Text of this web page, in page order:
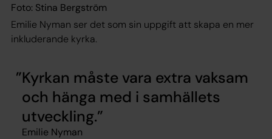
Foto: Stina Bergström
Emilie Nyman ser det som sin uppgift att skapa en mer
inkluderande kyrka.
Kyrkan måste vara extra vaksam
och hänga med i samhällets
utveckling.
Emilie Nyman